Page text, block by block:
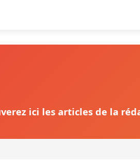
ici les articles de la